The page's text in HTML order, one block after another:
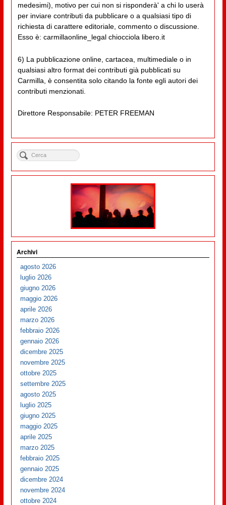
medesimi), motivo per cui non si risponderà' a chi lo userà
per inviare contributi da pubblicare o a qualsiasi tipo di
richiesta di carattere editoriale, commento o discussione.
Esso è: carmillaonline_legal chiocciola libero.it
6) La pubblicazione online, cartacea, multimediale o in
qualsiasi altro format dei contributi già pubblicati su
Carmilla, è consentita solo citando la fonte egli autori dei
contributi menzionati.
Direttore Responsabile: PETER FREEMAN
Archivi
agosto 2026
luglio 2026
giugno 2026
maggio 2026
aprile 2026
marzo 2026
febbraio 2026
gennaio 2026
dicembre 2025
novembre 2025
ottobre 2025
settembre 2025
agosto 2025
luglio 2025
giugno 2025
maggio 2025
aprile 2025
marzo 2025
febbraio 2025
gennaio 2025
dicembre 2024
novembre 2024
ottobre 2024